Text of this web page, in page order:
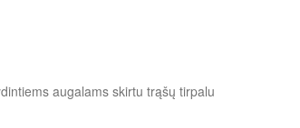
augalams skirtu trąšų tirpalu